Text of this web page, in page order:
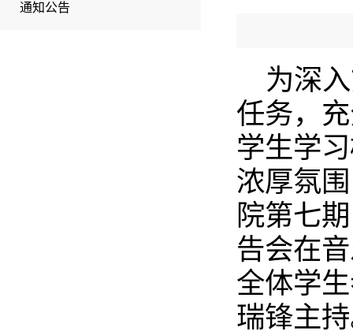
通知公告
为深
任务，
学生学
浓厚氛
院第七
告会在
全体学
瑞锋主